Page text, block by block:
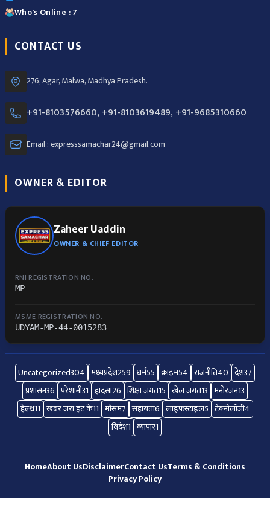
Who's Online : 7
CONTACT US
276, Agar, Malwa, Madhya Pradesh.
+91-8103576660, +91-8103619489, +91-9685310660
Email : expresssamachar24@gmail.com
OWNER & EDITOR
Zaheer Uaddin
OWNER & CHIEF EDITOR
RNI REGISTRATION NO.
MP
MSME REGISTRATION NO.
UDYAM-MP-44-0015283
Uncategorized304 मध्यप्रदेश259 धर्म55 क्राइम54 राजनीति40 देश37
प्रशासन36 परेशानी31 हादसा26 शिक्षा जगत15 खेल जगत13 मनोरंजन13
हेल्थ11 खबर जरा हट के11 मौसम7 सहायता6 लाइफस्टाइल5 टेक्नोलॉजी4
विदेश1 व्यापार1
HomeAbout UsDisclaimerContact UsTerms & Conditions
Privacy Policy